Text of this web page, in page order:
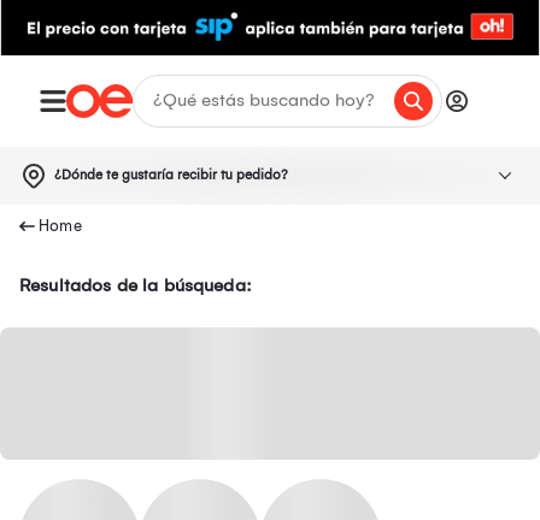
¿Dónde te gustaría recibir tu pedido?
Resultados de la búsqueda: